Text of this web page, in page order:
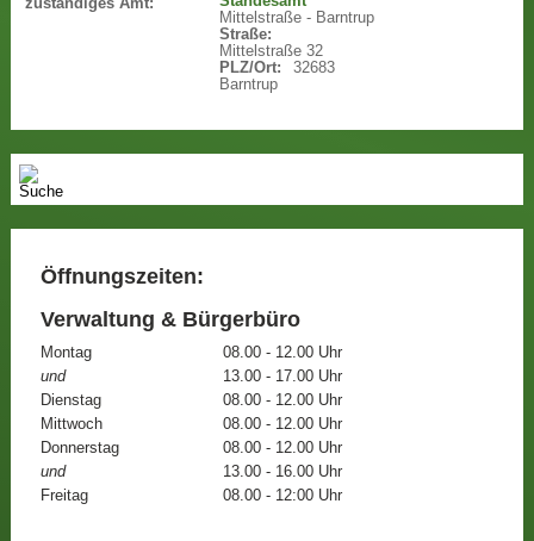
Mittelstraße - Barntrup
Straße:
Mittelstraße 32
PLZ/Ort:
32683
Barntrup
Öffnungszeiten:
Verwaltung & Bürgerbüro
Montag
08.00 - 12.00 Uhr
und
13.00 - 17.00 Uhr
Dienstag
08.00 - 12.00 Uhr
Mittwoch
08.00 - 12.00 Uhr
Donnerstag
08.00 - 12.00 Uhr
und
13.00 - 16.00 Uhr
Freitag
08.00 - 12:00 Uhr